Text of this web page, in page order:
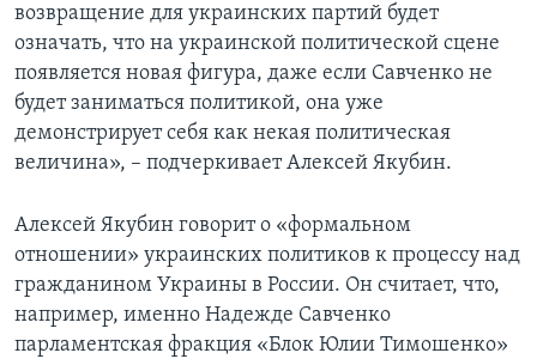
возвращение для украинских партий будет
означать, что на украинской политической сцене
появляется новая фигура, даже если Савченко не
будет заниматься политикой, она уже
демонстрирует себя как некая политическая
величина», – подчеркивает Алексей Якубин.
Алексей Якубин говорит о «формальном
отношении» украинских политиков к процессу над
гражданином Украины в России. Он считает, что,
например, именно Надежде Савченко
парламентская фракция «Блок Юлии Тимошенко»